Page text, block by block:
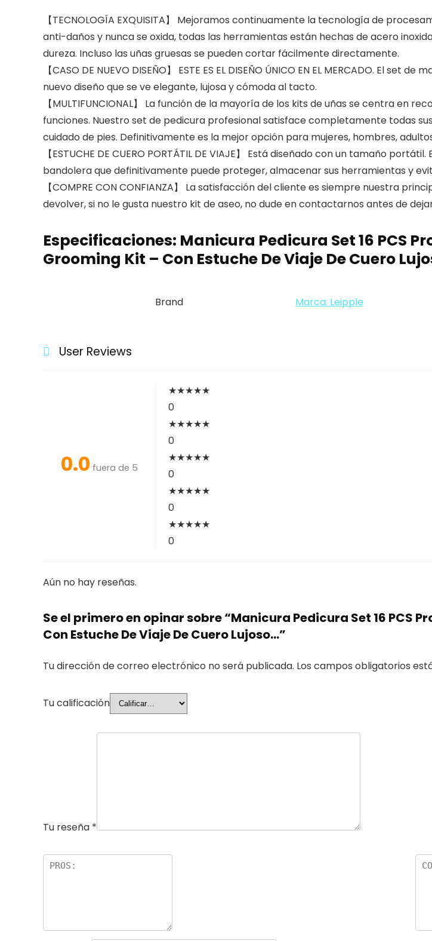
Con
Estuche
De
Viaje
De
Cuero
Lujoso…
cantidad
【TECNOLOGÍA EXQUISITA】 Mejoramos continuamente la tecnología de
anti-daños y nunca se oxida, todas las herramientas están hechas de acero
dureza. Incluso las uñas gruesas se pueden cortar fácilmente directamente.
【CASO DE NUEVO DISEÑO】 ESTE ES EL DISEÑO ÚNICO EN EL MERCADO. El
nuevo diseño que se ve elegante, lujosa y cómoda al tacto.
【MULTIFUNCIONAL】 La función de la mayoría de los kits de uñas se centra en
funciones. Nuestro set de pedicura profesional satisface completamente todas
cuidado de pies. Definitivamente es la mejor opción para mujeres, hombres,
【ESTUCHE DE CUERO PORTÁTIL DE VIAJE】 Está diseñado con un tamaño
bandolera que definitivamente puede proteger, almacenar sus herramientas y
【COMPRE CON CONFIANZA】 La satisfacción del cliente es siempre nuestra
devolver, si no le gusta nuestro kit de aseo, no dude en contactarnos antes de
Especificaciones: Manicura Pedicura Set 16 PCS
Grooming Kit – Con Estuche De Viaje De Cuero
Brand Marca: Leipple
User Reviews
0.0 fuera de 5
★★★★★
0
★★★★★
0
★★★★★
0
★★★★★
0
★★★★★
0
Aún no hay reseñas.
Se el primero en opinar sobre “Manicura Pedicura Set 16 PCS
Con Estuche De Viaje De Cuero Lujoso…”
Tu dirección de correo electrónico no será publicada. Los campos obligatorios
Tu calificación
Tu reseña *